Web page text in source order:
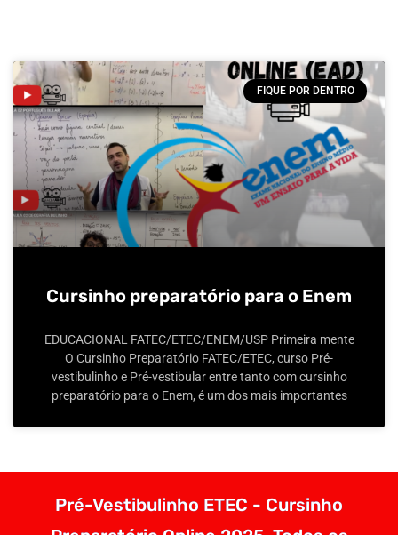
FIQUE POR DENTRO
Cursinho preparatório para o Enem
EDUCACIONAL FATEC/ETEC/ENEM/USP Primeira mente
O Cursinho Preparatório FATEC/ETEC, curso Pré-
vestibulinho e Pré-vestibular entre tanto com cursinho
preparatório para o Enem, é um dos mais importantes
Pré-Vestibulinho ETEC - Cursinho